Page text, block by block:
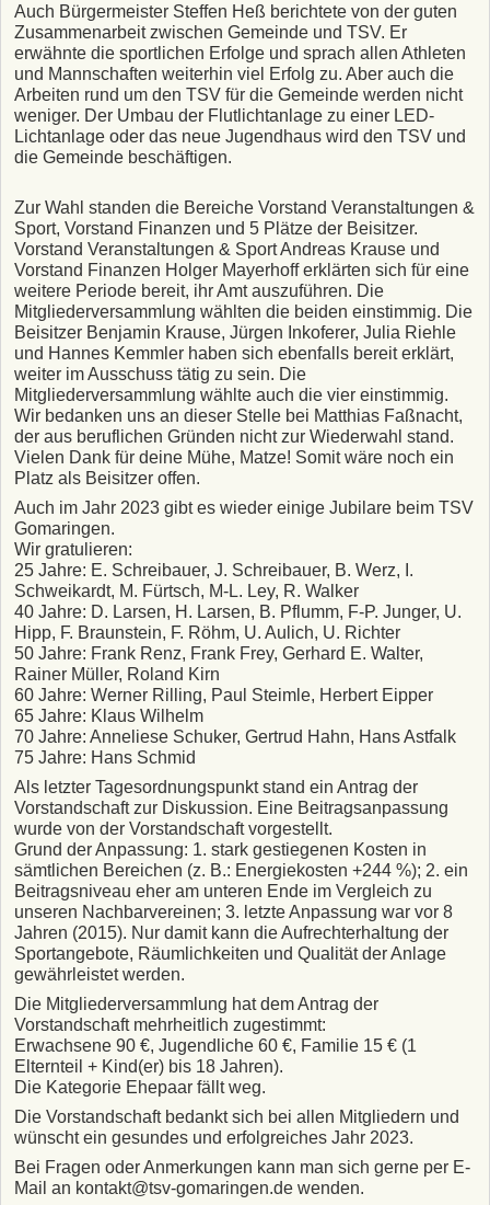
Auch Bürgermeister Steffen Heß berichtete von der guten
Zusammenarbeit zwischen Gemeinde und TSV. Er
erwähnte die sportlichen Erfolge und sprach allen Athleten
und Mannschaften weiterhin viel Erfolg zu. Aber auch die
Arbeiten rund um den TSV für die Gemeinde werden nicht
weniger. Der Umbau der Flutlichtanlage zu einer LED-
Lichtanlage oder das neue Jugendhaus wird den TSV und
die Gemeinde beschäftigen.
Zur Wahl standen die Bereiche Vorstand Veranstaltungen &
Sport, Vorstand Finanzen und 5 Plätze der Beisitzer.
Vorstand Veranstaltungen & Sport Andreas Krause und
Vorstand Finanzen Holger Mayerhoff erklärten sich für eine
weitere Periode bereit, ihr Amt auszuführen. Die
Mitgliederversammlung wählten die beiden einstimmig. Die
Beisitzer Benjamin Krause, Jürgen Inkoferer, Julia Riehle
und Hannes Kemmler haben sich ebenfalls bereit erklärt,
weiter im Ausschuss tätig zu sein. Die
Mitgliederversammlung wählte auch die vier einstimmig.
Wir bedanken uns an dieser Stelle bei Matthias Faßnacht,
der aus beruflichen Gründen nicht zur Wiederwahl stand.
Vielen Dank für deine Mühe, Matze! Somit wäre noch ein
Platz als Beisitzer offen.
Auch im Jahr 2023 gibt es wieder einige Jubilare beim TSV
Gomaringen.
Wir gratulieren:
25 Jahre: E. Schreibauer, J. Schreibauer, B. Werz, I.
Schweikardt, M. Fürtsch, M-L. Ley, R. Walker
40 Jahre: D. Larsen, H. Larsen, B. Pflumm, F-P. Junger, U.
Hipp, F. Braunstein, F. Röhm, U. Aulich, U. Richter
50 Jahre: Frank Renz, Frank Frey, Gerhard E. Walter,
Rainer Müller, Roland Kirn
60 Jahre: Werner Rilling, Paul Steimle, Herbert Eipper
65 Jahre: Klaus Wilhelm
70 Jahre: Anneliese Schuker, Gertrud Hahn, Hans Astfalk
75 Jahre: Hans Schmid
Als letzter Tagesordnungspunkt stand ein Antrag der
Vorstandschaft zur Diskussion. Eine Beitragsanpassung
wurde von der Vorstandschaft vorgestellt.
Grund der Anpassung: 1. stark gestiegenen Kosten in
sämtlichen Bereichen (z. B.: Energiekosten +244 %); 2. ein
Beitragsniveau eher am unteren Ende im Vergleich zu
unseren Nachbarvereinen; 3. letzte Anpassung war vor 8
Jahren (2015). Nur damit kann die Aufrechterhaltung der
Sportangebote, Räumlichkeiten und Qualität der Anlage
gewährleistet werden.
Die Mitgliederversammlung hat dem Antrag der
Vorstandschaft mehrheitlich zugestimmt:
Erwachsene 90 €, Jugendliche 60 €, Familie 15 € (1
Elternteil + Kind(er) bis 18 Jahren).
Die Kategorie Ehepaar fällt weg.
Die Vorstandschaft bedankt sich bei allen Mitgliedern und
wünscht ein gesundes und erfolgreiches Jahr 2023.
Bei Fragen oder Anmerkungen kann man sich gerne per E-
Mail an kontakt@tsv-gomaringen.de wenden.